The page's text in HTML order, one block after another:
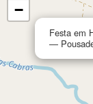
Festa em
—
−